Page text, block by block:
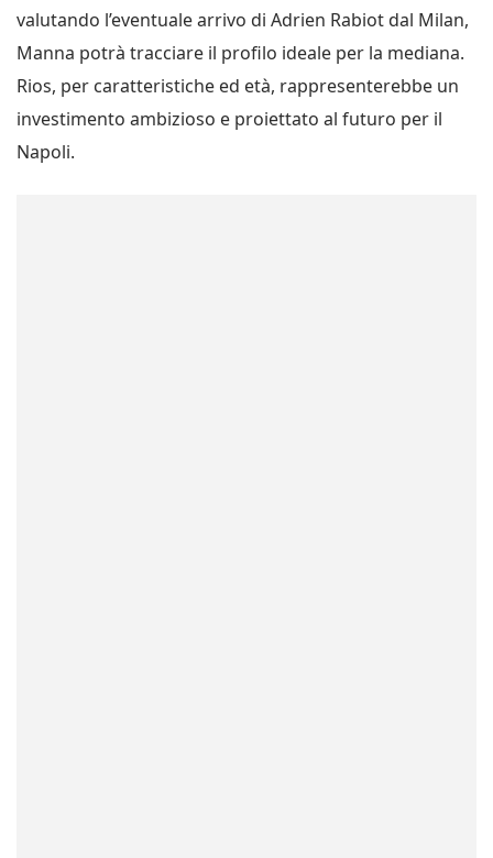
valutando l’eventuale arrivo di Adrien Rabiot dal Milan,
Manna potrà tracciare il profilo ideale per la mediana.
Rios, per caratteristiche ed età, rappresenterebbe un
investimento ambizioso e proiettato al futuro per il
Napoli.